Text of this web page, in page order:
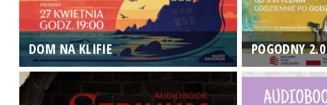
DOM NA KLIFIE POGODNY 2.0